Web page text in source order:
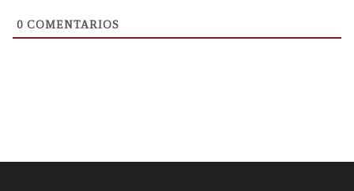
0 COMENTARIOS